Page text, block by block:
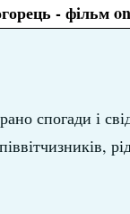
- фільм
спогади і